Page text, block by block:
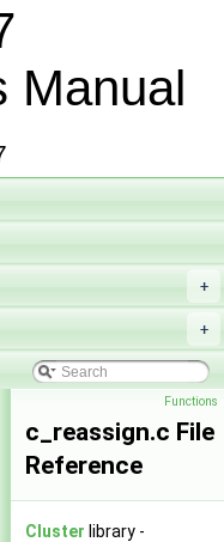
Manual
+
+
Functions
c_reassign.c File
Reference
Cluster library -